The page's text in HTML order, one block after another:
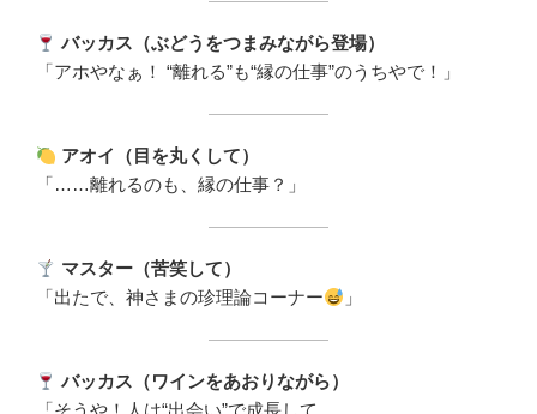
バッカス（ぶどうをつまみながら登場）
「アホやなぁ！ “離れる”も“縁の仕事”のうちやで！」
アオイ（目を丸くして）
「……離れるのも、縁の仕事？」
マスター（苦笑して）
「出たで、神さまの珍理論コーナー
」
バッカス（ワインをあおりながら）